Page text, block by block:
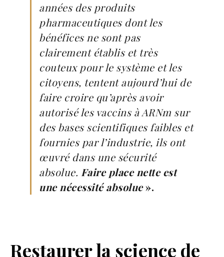
années des produits
pharmaceutiques dont les
bénéfices ne sont pas
clairement établis et très
couteux pour le système et les
citoyens, tentent aujourd’hui de
faire croire qu’après avoir
autorisé les vaccins à ARNm sur
des bases scientifiques faibles et
fournies par l’industrie, ils ont
œuvré dans une sécurité
absolue. Faire place nette est
une nécessité absolue».
Restaurer la science de